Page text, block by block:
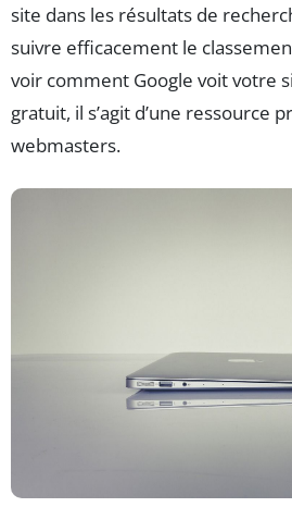
site dans les résultats de
suivre efficacement le
voir comment Google voit votre
gratuit, il s’agit d’une ressource
webmasters.